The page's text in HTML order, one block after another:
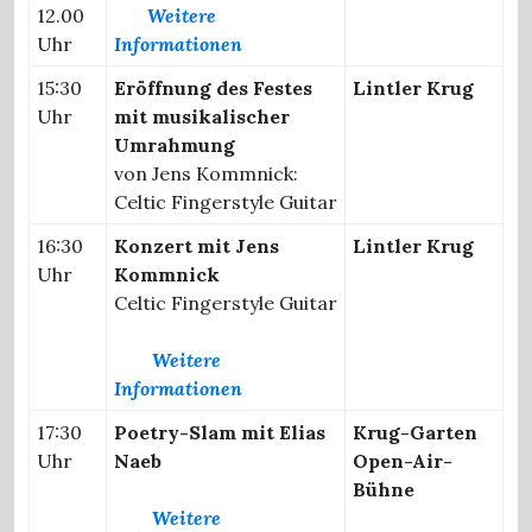
12.00
Uhr
Weitere
Informationen
15:30
Uhr
Eröffnung des Festes
mit musikalischer
Umrahmung
von Jens Kommnick:
Celtic Fingerstyle Guitar
Lintler Krug
16:30
Uhr
Konzert mit Jens
Kommnick
Celtic Fingerstyle Guitar
Weitere
Informationen
Lintler Krug
17:30
Uhr
Poetry-Slam mit Elias
Naeb
Weitere
Krug-Garten
Open-Air-
Bühne